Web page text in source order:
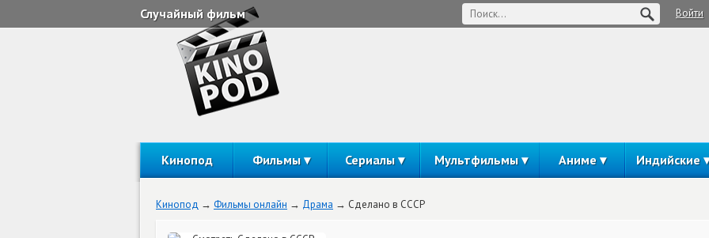
Случайный фильм Войти
Кинопод Фильмы Сериалы Мультфильмы Аниме Индийские
Кинопод Фильмы онлайн Драма Сделано в СССР